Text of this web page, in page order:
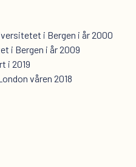
i Bergen i år 2000
i Bergen i år 2009
i 2019
våren 2018